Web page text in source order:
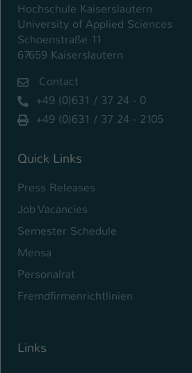
Hochschule Kaiserslautern
University of Applied Sciences
Schoenstraße 11
67659 Kaiserslautern
Contact
+49 (0)631 / 37 24 - 0
+49 (0)631 / 37 24 - 2105
Quick Links
Press Releases
Job Vacancies
Semester Schedule
Mensa
Personalrat
Fremdfirmenrichtlinien
Links